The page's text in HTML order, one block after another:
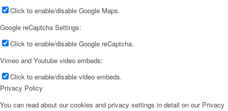
Click to enable/disable Google Maps.
Google reCaptcha Settings:
Click to enable/disable Google reCaptcha.
Vimeo and Youtube video embeds:
Click to enable/disable video embeds.
Privacy Policy
You can read about our cookies and privacy settings in detail on our Privacy